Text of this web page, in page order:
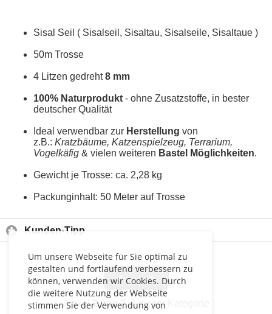
Um unsere Webseite für Sie optimal zu
gestalten und fortlaufend verbessern zu
können, verwenden wir Cookies. Durch
die weitere Nutzung der Webseite
stimmen Sie der Verwendung von
Sisal Seil ( Sisalseil, Sisaltau, Sisalseile, Sisaltaue )
50m Trosse
4 Litzen gedreht8 mm
100% Naturprodukt - ohne Zusatzstoffe, in bester
deutscher Qualität
Ideal verwendbar zur Herstellung von
z.B.: Kratzbäume, Katzenspielzeug, Terrarium,
Vogelkäfig & vielen weiteren Bastel Möglichkeiten.
Gewicht je Trosse: ca. 2,28 kg
Packunginhalt: 50 Meter auf Trosse
Kunden-Tipp
< >
Artikel2 von 3in dieser Kategorie